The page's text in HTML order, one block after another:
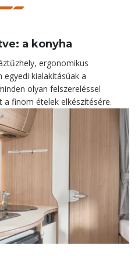
a konyha
ergonomikus
kialakításúak a
olyan felszereléssel
finom ételek elkészítésére.